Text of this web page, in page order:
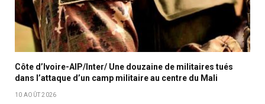
Côte d’Ivoire-AIP/Inter/ Une douzaine de militaires tués
dans l’attaque d’un camp militaire au centre du Mali
10 AOÛT 2026